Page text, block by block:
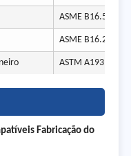
ASME B16.5 (≤ 24
ASME B16.20 /
ASTM A193 / A194
Fabricação do